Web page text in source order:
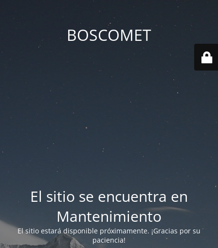
BOSCOMET
El sitio se encuentra en
Mantenimiento
El sitio estará disponible próximamente. ¡Gracias por su
paciencia!